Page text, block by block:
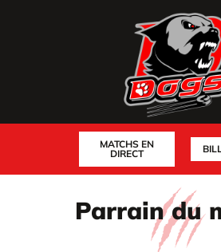
MATCHS EN
DIRECT
Parrain du